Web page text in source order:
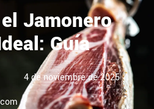
Jamonero
Guía
4 de noviembre de 2025